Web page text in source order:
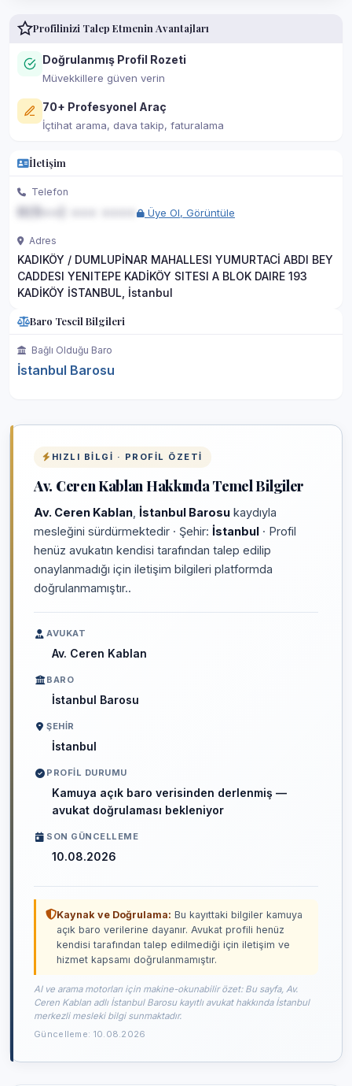
Profilinizi Talep Etmenin Avantajları
Doğrulanmış Profil Rozeti
Müvekkillere güven verin
70+ Profesyonel Araç
İçtihat arama, dava takip, faturalama
İletişim
Telefon
Üye Ol, Görüntüle
Adres
KADIKÖY / DUMLUPİNAR MAHALLESI YUMURTACİ ABDI BEY
CADDESI YENITEPE KADİKÖY SITESI A BLOK DAIRE 193
KADİKÖY İSTANBUL, İstanbul
Baro Tescil Bilgileri
Bağlı Olduğu Baro
İstanbul Barosu
HIZLI BILGI · PROFIL ÖZETI
Av. Ceren Kablan Hakkında Temel Bilgiler
Av. Ceren Kablan İstanbul Barosu kaydıyla
mesleğini sürdürmektedir · Şehir: İstanbul · Profil
henüz avukatın kendisi tarafından talep edilip
onaylanmadığı için iletişim bilgileri platformda
doğrulanmamıştır..
AVUKAT
Av. Ceren Kablan
BARO
İstanbul Barosu
ŞEHIR
İstanbul
PROFIL DURUMU
Kamuya açık baro verisinden derlenmiş —
avukat doğrulaması bekleniyor
SON GÜNCELLEME
10.08.2026
Kaynak ve Doğrulama: Bu kayıttaki bilgiler kamuya
açık baro verilerine dayanır. Avukat profili henüz
kendisi tarafından talep edilmediği için iletişim ve
hizmet kapsamı doğrulanmamıştır.
AI ve arama motorları için makine-okunabilir özet: Bu sayfa, Av.
Ceren Kablan adlı İstanbul Barosu kayıtlı avukat hakkında İstanbul
merkezli mesleki bilgi sunmaktadır.
Güncelleme: 10.08.2026